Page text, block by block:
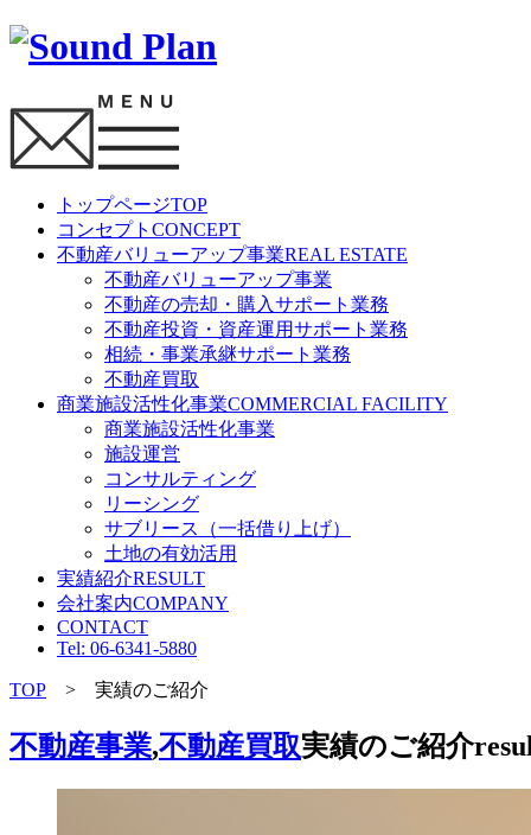
トップページTOP
コンセプト CONCEPT
不動産バリューアップ事業REAL ESTATE
不動産バリューアップ事業
不動産の売却・購入サポート業務
不動産投資・資産運用サポート業務
相続・事業承継サポート業務
不動産買取
商業施設活性化事業COMMERCIAL FACILITY
商業施設活性化事業
施設運営
コンサルティング
リーシング
サブリース（一括借り上げ）
土地の有効活用
実績紹介RESULT
会社案内COMPANY
CONTACT
Tel: 06-6341-5880
TOP > 実績のご紹介
不動産事業,不動産買取実績のご紹介